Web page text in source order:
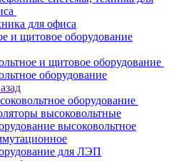
для офиса
и щитовое оборудование
и щитовое оборудование
оборудование
оборудование
высоковольтные
высоковольтное
для ЛЭП